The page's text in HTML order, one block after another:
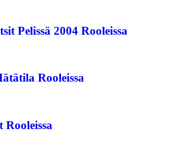
Pelissä 2004 Rooleissa
Rooleissa